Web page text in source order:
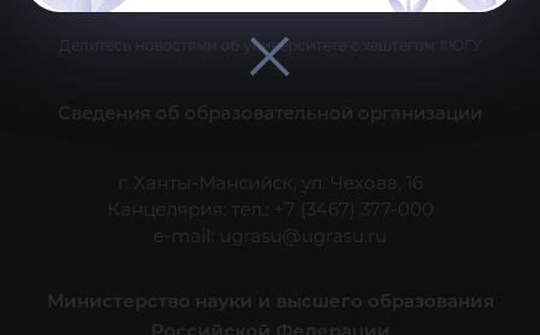
Делитесь новостями об университете с хештегом #ЮГУ
Сведения об образовательной организации
г. Ханты-Мансийск, ул. Чехова, 16
Канцелярия: тел.: +7 (3467) 377-000
e-mail: ugrasu@ugrasu.ru
Министерство науки и высшего образования